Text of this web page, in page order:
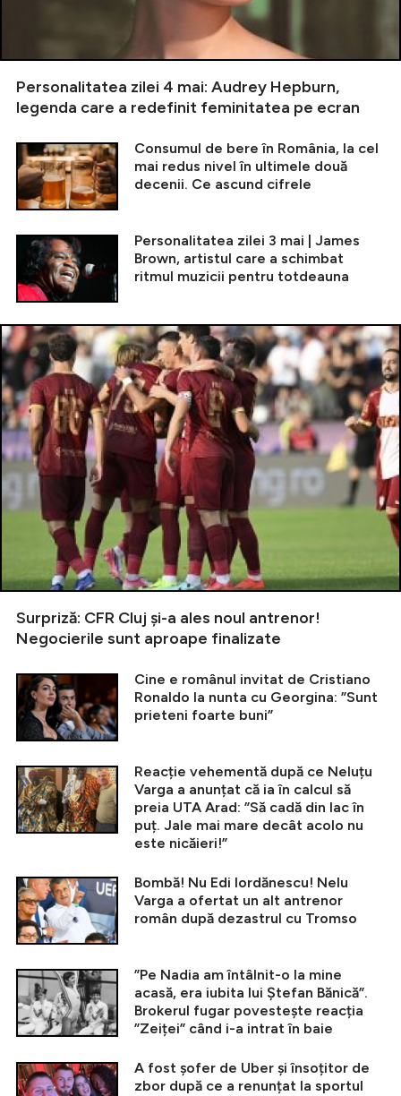
Personalitatea zilei 4 mai: Audrey Hepburn,
legenda care a redefinit feminitatea pe ecran
Consumul de bere în România, la cel
mai redus nivel în ultimele două
decenii. Ce ascund cifrele
Personalitatea zilei 3 mai | James
Brown, artistul care a schimbat
ritmul muzicii pentru totdeauna
Surpriză: CFR Cluj și-a ales noul antrenor!
Negocierile sunt aproape finalizate
Cine e românul invitat de Cristiano
Ronaldo la nunta cu Georgina: ”Sunt
prieteni foarte buni”
Reacție vehementă după ce Neluțu
Varga a anunțat că ia în calcul să
preia UTA Arad: ”Să cadă din lac în
puț. Jale mai mare decât acolo nu
este nicăieri!”
Bombă! Nu Edi Iordănescu! Nelu
Varga a ofertat un alt antrenor
român după dezastrul cu Tromso
”Pe Nadia am întâlnit-o la mine
acasă, era iubita lui Ștefan Bănică”.
Brokerul fugar povestește reacția
”Zeiței” când i-a intrat în baie
A fost șofer de Uber și însoțitor de
zbor după ce a renunțat la sportul